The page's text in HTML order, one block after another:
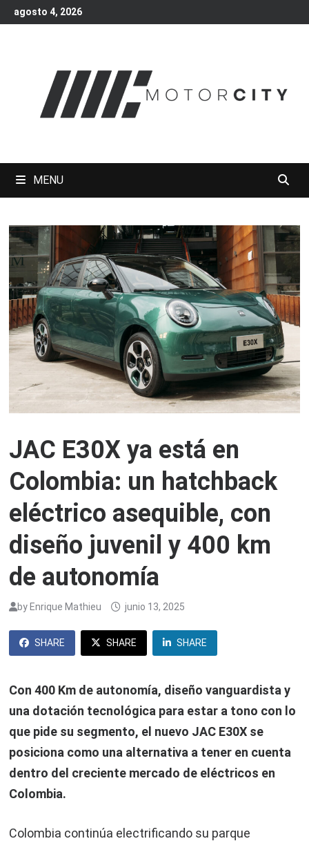
Skip
to
agosto 4, 2026
MENU
JAC E30X ya está en
Colombia: un hatchback
eléctrico asequible, con
diseño juvenil y 400 km
de autonomía
by Enrique Mathieu junio 13, 2025
SHARE SHARE SHARE
Con 400 Km de autonomía, diseño vanguardista y
una dotación tecnológica para estar a tono con lo
que pide su segmento, el nuevo JAC E30X se
posiciona como una alternativa a tener en cuenta
dentro del creciente mercado de eléctricos en
Colombia.
Colombia continúa electrificando su parque